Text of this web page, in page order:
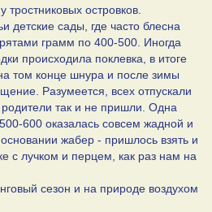
островков.
детские сады, где часто блесна
грамм по 400-500. Иногда
происходила поклевка, в итоге
том конце шнура и после зимы
Разумеется, всех отпускали
родители так и не пришли. Одна
600 оказалась совсем жадной и
жабер - пришлось взять и
с лучком и перцем, как раз нам на
сезон и на природе воздухом